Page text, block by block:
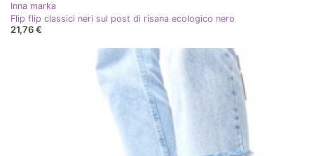
Inna marka
Flip flip classici neri sul post di risana ecologico nero
21,76 €